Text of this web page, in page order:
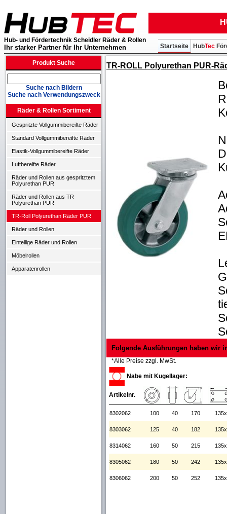
Hub- und Fördertechnik Scheidler Räder & Rollen
Ihr starker Partner für Ihr Unternehmen HubTec
Startseite
Produkt Suche
Suche nach Bildern
Suche nach Verwendungszweck
Räder & Rollen Sortiment
Gespritzte Vollgummibereifte Räder
Standard Vollgummibereifte Räder
Elastik-Vollgummibereifte Räder
Luftbereifte Räder
Räder und Rollen aus gespritztem
Polyurethan PUR
Räder und Rollen aus TR
Polyurethan PUR
TR-Roll Polyurethan Räder PUR
Räder und Rollen
Einteilige Räder und Rollen
Möbelrollen
Apparatenrollen
TR-ROLL Polyurethan PUR-
Folgende Ausführungen haben wir
*Alle Preise zzgl. MwSt.
Nabe mit Kugellager:
Artikelnr.
8302062 100 40 170
8303062 125 40 182
8314062 160 50 215
8305062 180 50 242
8306062 200 50 252